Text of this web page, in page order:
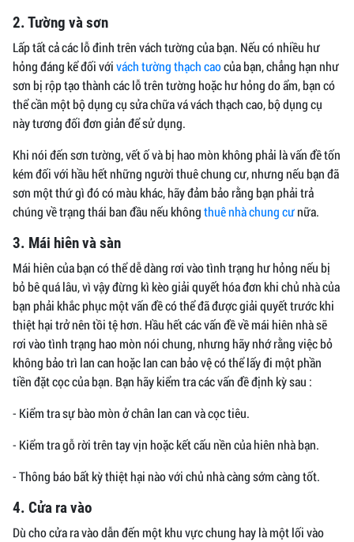
2. Tường và sơn
Lấp tất cả các lỗ đinh trên vách tường của bạn. Nếu có nhiều hư
hỏng đáng kể đối vớivách tường thạch caocủa bạn, chẳng hạn như
sơn bị rộp tạo thành các lỗ trên tường hoặc hư hỏng do ẩm, bạn có
thể cần một bộ dụng cụ sửa chữa vá vách thạch cao, bộ dụng cụ
này tương đối đơn giản để sử dụng.
Khi nói đến sơn tường, vết ố và bị hao mòn không phải là vấn đề tốn
kém đối với hầu hết những người thuê chung cư, nhưng nếu bạn đã
sơn một thứ gì đó có màu khác, hãy đảm bảo rằng bạn phải trả
chúng về trạng thái ban đầu nếu khôngthuê nhà chung cưnữa.
3. Mái hiên và sàn
Mái hiên của bạn có thể dễ dàng rơi vào tình trạng hư hỏng nếu bị
bỏ bê quá lâu, vì vậy đừng kì kèo giải quyết hóa đơn khi chủ nhà của
bạn phải khắc phục một vấn đề có thể đã được giải quyết trước khi
thiệt hại trở nên tồi tệ hơn. Hầu hết các vấn đề về mái hiên nhà sẽ
rơi vào tình trạng hao mòn nói chung, nhưng hãy nhớ rằng việc bỏ
không bảo trì lan can hoặc lan can bảo vệ có thể lấy đi một phần
tiền đặt cọc của bạn. Bạn hãy kiểm tra các vấn đề định kỳ sau :
- Kiểm tra sự bào mòn ở chân lan can và cọc tiêu.
- Kiểm tra gỗ rời trên tay vịn hoặc kết cấu nền của hiên nhà bạn.
- Thông báo bất kỳ thiệt hại nào với chủ nhà càng sớm càng tốt.
4. Cửa ra vào
Dù cho cửa ra vào dẫn đến một khu vực chung hay là một lối vào